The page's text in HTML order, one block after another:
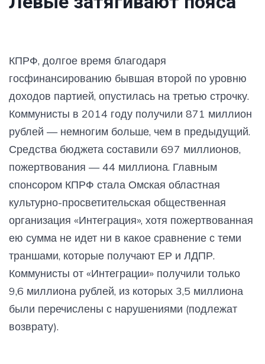
КПРФ, долгое время благодаря
госфинансированию бывшая второй по уровню
доходов партией, опустилась на третью строчку.
Коммунисты в 2014 году получили 871 миллион
рублей — немногим больше, чем в предыдущий.
Средства бюджета составили 697 миллионов,
пожертвования — 44 миллиона. Главным
спонсором КПРФ стала Омская областная
культурно-просветительская общественная
организация «Интеграция», хотя пожертвованная
ею сумма не идет ни в какое сравнение с теми
траншами, которые получают ЕР и ЛДПР.
Коммунисты от «Интеграции» получили только
9,6 миллиона рублей, из которых 3,5 миллиона
были перечислены с нарушениями (подлежат
возврату).